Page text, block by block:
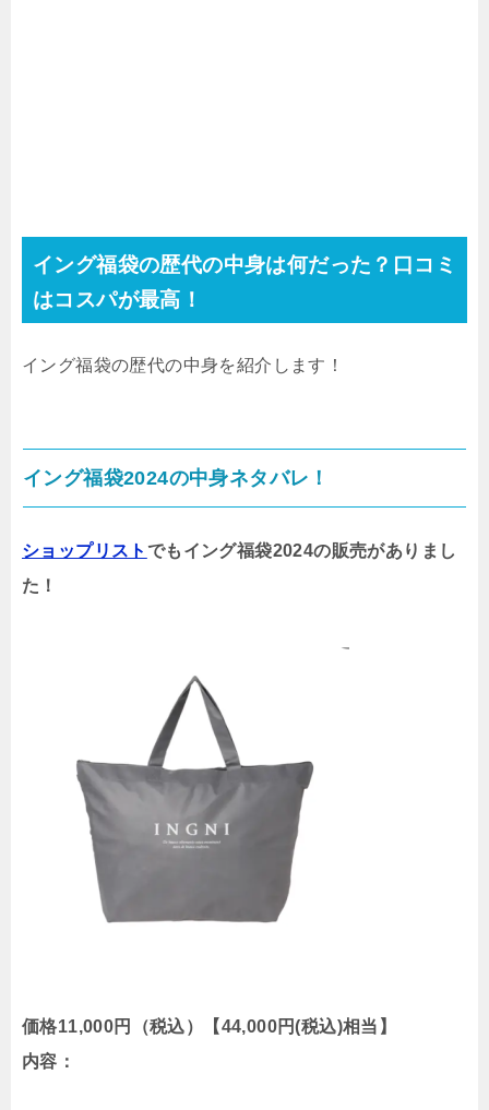
イング福袋の歴代の中身は何だった？口コミ
はコスパが最高！
イング福袋の歴代の中身を紹介します！
イング福袋2024の中身ネタバレ！
ショップリスト でもイング福袋2024の販売がありまし
た！
価格11,000円（税込）【44,000円(税込)相当】
内容：